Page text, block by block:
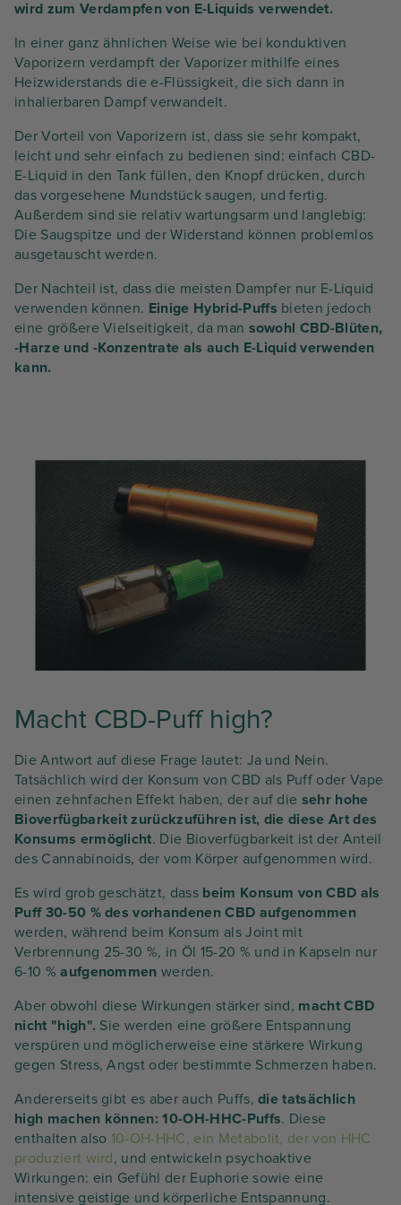
wird zum Verdampfen von E-Liquids verwendet.
In einer ganz ähnlichen Weise wie bei konduktiven
Vaporizern verdampft der Vaporizer mithilfe eines
Heizwiderstands die e-Flüssigkeit, die sich dann in
inhalierbaren Dampf verwandelt.
Der Vorteil von Vaporizern ist, dass sie sehr kompakt,
leicht und sehr einfach zu bedienen sind: einfach CBD-
E-Liquid in den Tank füllen, den Knopf drücken, durch
das vorgesehene Mundstück saugen, und fertig.
Außerdem sind sie relativ wartungsarm und langlebig:
Die Saugspitze und der Widerstand können problemlos
ausgetauscht werden.
Der Nachteil ist, dass die meisten Dampfer nur E-Liquid
verwenden können. Einige Hybrid-Puffs bieten jedoch
eine größere Vielseitigkeit, da man sowohl CBD-Blüten,
-Harze und -Konzentrate als auch E-Liquid verwenden
kann.
Macht CBD-Puff high?
Die Antwort auf diese Frage lautet: Ja und Nein.
Tatsächlich wird der Konsum von CBD als Puff oder Vape
einen zehnfachen Effekt haben, der auf die sehr hohe
Bioverfügbarkeit zurückzuführen ist, die diese Art des
Konsums ermöglicht. Die Bioverfügbarkeit ist der Anteil
des Cannabinoids, der vom Körper aufgenommen wird.
Es wird grob geschätzt, dass beim Konsum von CBD als
Puff 30-50 % des vorhandenen CBD aufgenommen
werden, während beim Konsum als Joint mit
Verbrennung 25-30 %, in Öl 15-20 % und in Kapseln nur
6-10 %aufgenommen werden.
Aber obwohl diese Wirkungen stärker sind, macht CBD
nicht "high". Sie werden eine größere Entspannung
verspüren und möglicherweise eine stärkere Wirkung
gegen Stress, Angst oder bestimmte Schmerzen haben.
Andererseits gibt es aber auch Puffs,die tatsächlich
high machen können: 10-OH-HHC-Puffs. Diese
enthalten also 10-OH-HHC, ein Metabolit, der von HHC
produziert wird, und entwickeln psychoaktive
Wirkungen: ein Gefühl der Euphorie sowie eine
intensive geistige und körperliche Entspannung.